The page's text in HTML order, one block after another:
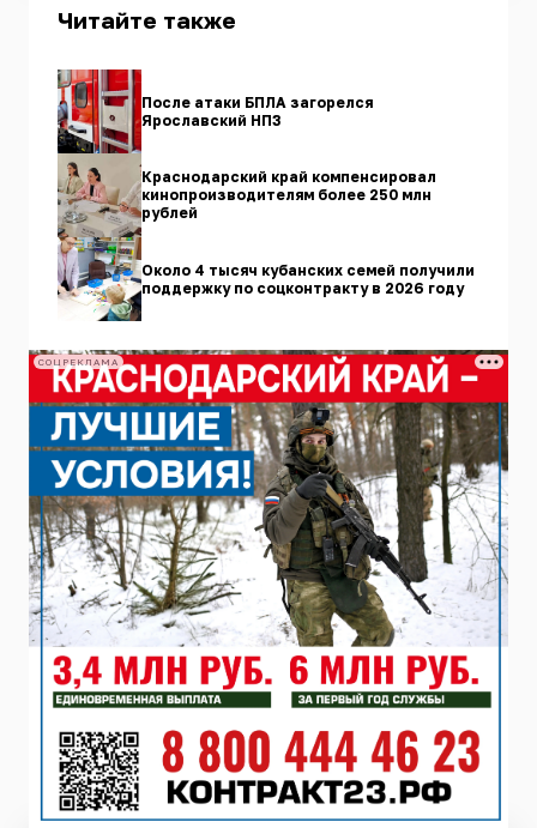
Читайте также
После атаки БПЛА загорелся
Ярославский НПЗ
Краснодарский край компенсировал
кинопроизводителям более 250 млн
рублей
Около 4 тысяч кубанских семей получили
поддержку по соцконтракту в 2026 году
СОЦРЕКЛАМА